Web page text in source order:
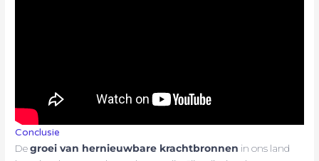
Conclusie
Degroei van hernieuwbare krachtbronnen in ons land